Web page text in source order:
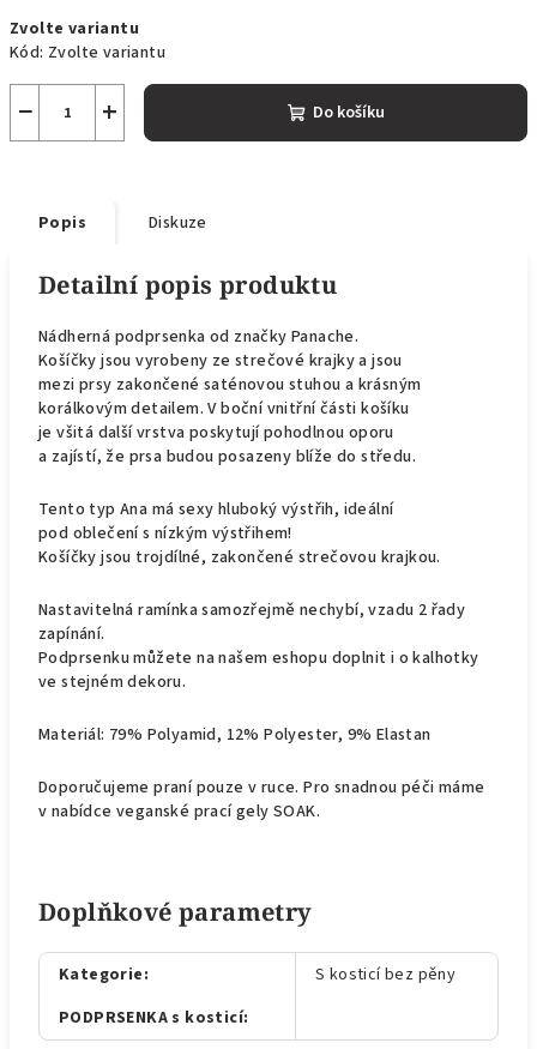
cena:
Zvolte variantu
Kód: Zvolte variantu
+
− Do košíku
Popis Diskuze
Detailní popis produktu
Nádherná podprsenka od značky Panache.
Košíčky jsou vyrobeny ze strečové krajky a jsou
mezi prsy zakončené saténovou stuhou a krásným
korálkovým detailem. V boční vnitřní části košíku
je všitá další vrstva poskytují pohodlnou oporu
a zajístí, že prsa budou posazeny blíže do středu.
Tento typ Ana má sexy hluboký výstřih, ideální
pod oblečení s nízkým výstřihem!
Košíčky jsou trojdílné, zakončené strečovou krajkou.
Nastavitelná ramínka samozřejmě nechybí, vzadu 2 řady
zapínání.
Podprsenku můžete na našem eshopu doplnit i o kalhotky
ve stejném dekoru.
Materiál: 79% Polyamid, 12% Polyester, 9% Elastan
Doporučujeme praní pouze v ruce. Pro snadnou péči máme
v nabídce veganské prací gely SOAK.
Doplňkové parametry
Kategorie:
S kosticí bez pěny
PODPRSENKA s kosticí: